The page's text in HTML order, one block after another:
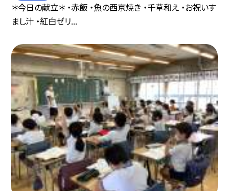
＊今日の献立＊ ・赤飯 ・魚の西京焼き ・千草和え ・お祝いす
まし汁 ・紅白ゼリ...